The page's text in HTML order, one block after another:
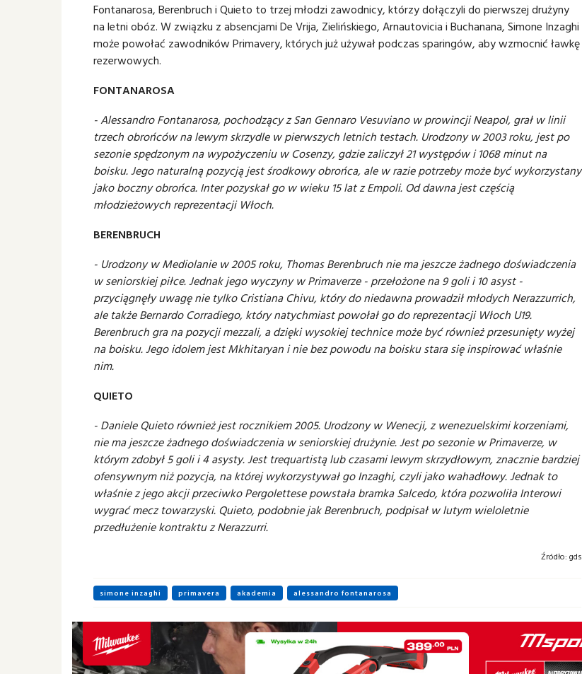
Fontanarosa, Berenbruch i Quieto to trzej młodzi zawodnicy, którzy dołączyli do pierwszej drużyny
na letni obóz. W związku z absencjami De Vrija, Zielińskiego, Arnautovicia i Buchanana, Simone Inzaghi
może powołać zawodników Primavery, których już używał podczas sparingów, aby wzmocnić ławkę
rezerwowych.
FONTANAROSA
- Alessandro Fontanarosa, pochodzący z San Gennaro Vesuviano w prowincji Neapol, grał w linii
trzech obrońców na lewym skrzydle w pierwszych letnich testach. Urodzony w 2003 roku, jest po
sezonie spędzonym na wypożyczeniu w Cosenzy, gdzie zaliczył 21 występów i 1068 minut na
boisku. Jego naturalną pozycją jest środkowy obrońca, ale w razie potrzeby może być wykorzystany
jako boczny obrońca. Inter pozyskał go w wieku 15 lat z Empoli. Od dawna jest częścią
młodzieżowych reprezentacji Włoch.
BERENBRUCH
- Urodzony w Mediolanie w 2005 roku, Thomas Berenbruch nie ma jeszcze żadnego doświadczenia
w seniorskiej piłce. Jednak jego wyczyny w Primaverze - przełożone na 9 goli i 10 asyst -
przyciągnęły uwagę nie tylko Cristiana Chivu, który do niedawna prowadził młodych Nerazzurrich,
ale także Bernardo Corradiego, który natychmiast powołał go do reprezentacji Włoch U19.
Berenbruch gra na pozycji mezzali, a dzięki wysokiej technice może być również przesunięty wyżej
na boisku. Jego idolem jest Mkhitaryan i nie bez powodu na boisku stara się inspirować właśnie
nim.
QUIETO
- Daniele Quieto również jest rocznikiem 2005. Urodzony w Wenecji, z wenezuelskimi korzeniami,
nie ma jeszcze żadnego doświadczenia w seniorskiej drużynie. Jest po sezonie w Primaverze, w
którym zdobył 5 goli i 4 asysty. Jest trequartistą lub czasami lewym skrzydłowym, znacznie bardziej
ofensywnym niż pozycja, na której wykorzystywał go Inzaghi, czyli jako wahadłowy. Jednak to
właśnie z jego akcji przeciwko Pergolettese powstała bramka Salcedo, która pozwoliła Interowi
wygrać mecz towarzyski. Quieto, podobnie jak Berenbruch, podpisał w lutym wieloletnie
przedłużenie kontraktu z Nerazzurri.
Źródło: gds
simone inzaghi primavera akademia alessandro fontanarosa